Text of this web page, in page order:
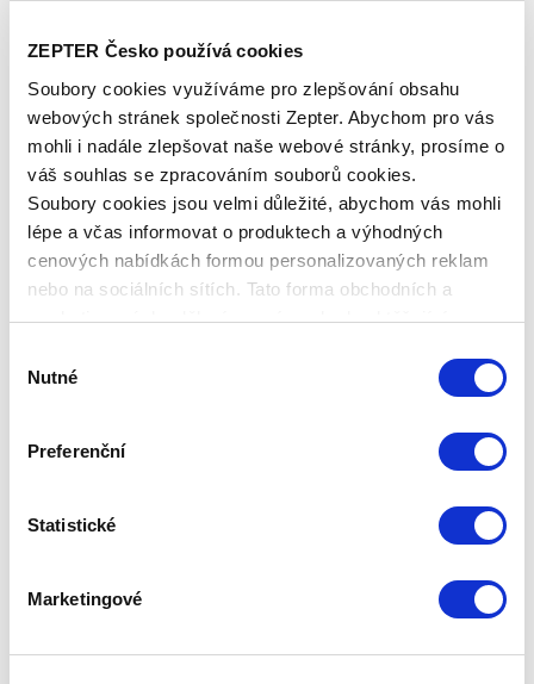
ZEPTER Česko používá cookies
Soubory cookies využíváme pro zlepšování obsahu
webových stránek společnosti Zepter. Abychom pro vás
mohli i nadále zlepšovat naše webové stránky, prosíme o
váš souhlas se zpracováním souborů cookies.
Soubory cookies jsou velmi důležité, abychom vás mohli
lépe a včas informovat o produktech a výhodných
cenových nabídkách formou personalizovaných reklam
nebo na sociálních sítích. Tato forma obchodních a
marketingových sdělení pro vás nebude obtěžující.
souhlasu
Nutné
Preferenční
Statistické
Marketingové
PLNĚNÉ ORECCHIETTE
Některé jsou ceněny pro svou schopnost vázat na sebe
omáčky, jiné se dají skvěle vrstvit a jiné se mohou například
Publikováno: 16.01.2019 12:06:39Zepter International|